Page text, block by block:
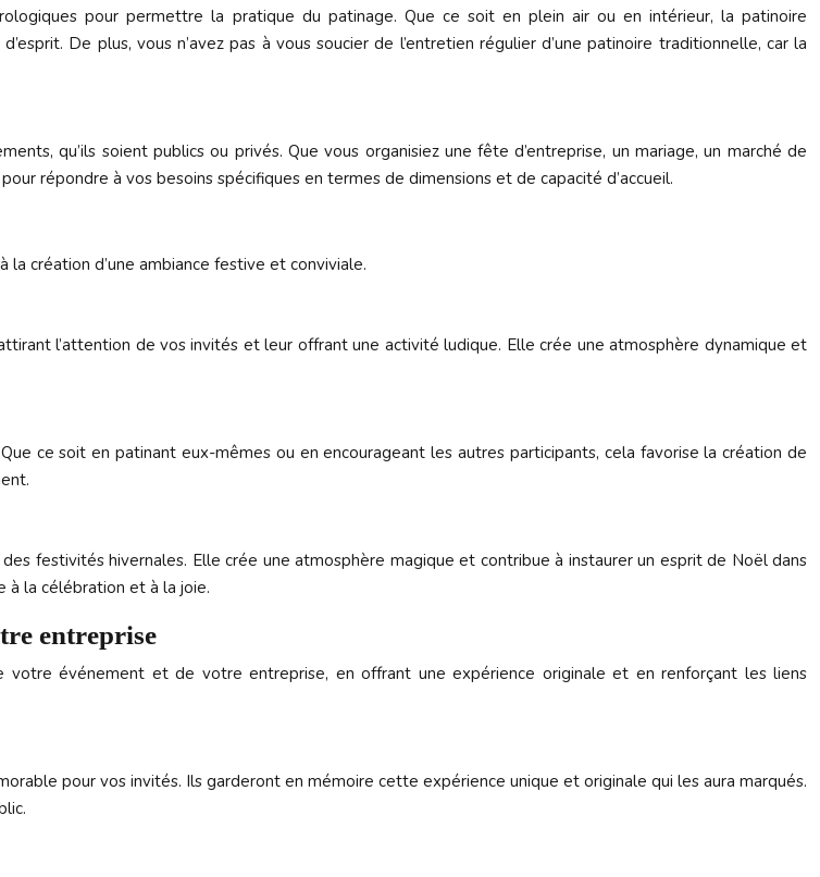
pour permettre la pratique du patinage. Que ce soit en plein air ou en intérieur, la patinoire
De plus, vous n’avez pas à vous soucier de l’entretien régulier d’une patinoire traditionnelle, car la
qu’ils soient publics ou privés. Que vous organisiez une fête d’entreprise, un mariage, un marché de
répondre à vos besoins spécifiques en termes de dimensions et de capacité d’accueil.
création d’une ambiance festive et conviviale.
l’attention de vos invités et leur offrant une activité ludique. Elle crée une atmosphère dynamique et
ce soit en patinant eux-mêmes ou en encourageant les autres participants, cela favorise la création de
festivités hivernales. Elle crée une atmosphère magique et contribue à instaurer un esprit de Noël dans
à la célébration et à la joie.
entreprise
votre événement et de votre entreprise, en offrant une expérience originale et en renforçant les liens
pour vos invités. Ils garderont en mémoire cette expérience unique et originale qui les aura marqués.